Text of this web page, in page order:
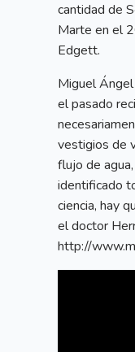
cantidad de
Marte en el
Edgett.
Miguel
el pasado
vestigios de
flujo de
identificado
ciencia, hay
el doctor
http://